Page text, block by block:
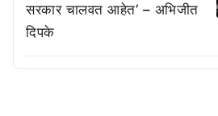
सरकार चालवत आहेत’ – अभिजीत
दिपके